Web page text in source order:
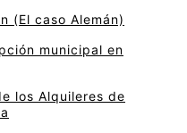
(El caso Alemán)
municipal en
los Alquileres de